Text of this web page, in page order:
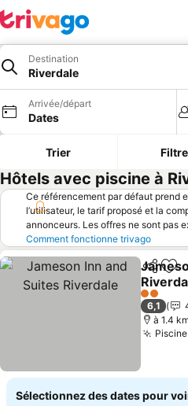
Destination
Riverdale
Arrivée/départ
Dates
Trier
Hôtels avec piscine à
Ce référencement par défaut prend
l’utilisateur, le tarif proposé et la
annonceurs. Les offres ne sont pas
Comment fonctionne trivago
Partager
2 Étoiles
6,1
à 1.4
Sélectionnez des dates pour